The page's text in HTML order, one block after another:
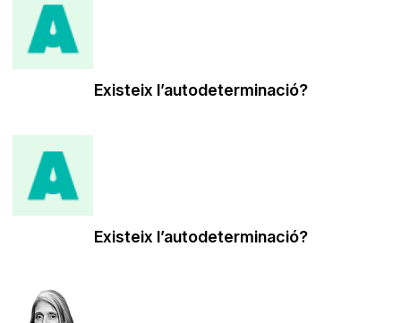
Existeix l’autodeterminació?
Existeix l’autodeterminació?